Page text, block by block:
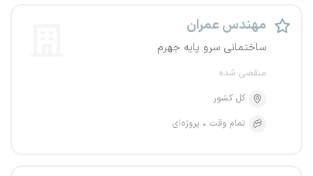
مهندس عمران
ساختمانی سرو پایه جهرم
منقضی شده
کل کشور
تمام وقت
پروژه‌ای